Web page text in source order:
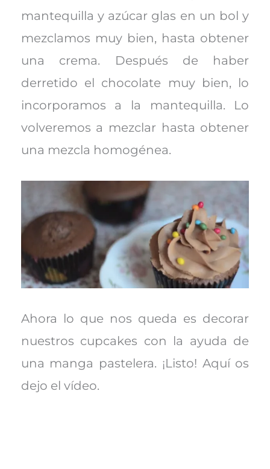
mantequilla y azúcar glas en un bol y
mezclamos muy bien, hasta obtener
una crema. Después de haber
derretido el chocolate muy bien, lo
incorporamos a la mantequilla. Lo
volveremos a mezclar hasta obtener
una mezcla homogénea.
Ahora lo que nos queda es decorar
nuestros cupcakes con la ayuda de
una manga pastelera. ¡Listo! Aquí os
dejo el vídeo.